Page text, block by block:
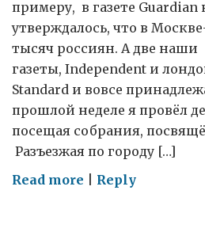
примеру, в газете Guardian
утверждалось, что в
тысяч россиян. А две наши
газеты, Independent и
Standard и вовсе
прошлой неделе я провёл
посещая собрания,
Разъезжая по городу […]
Read more onReply